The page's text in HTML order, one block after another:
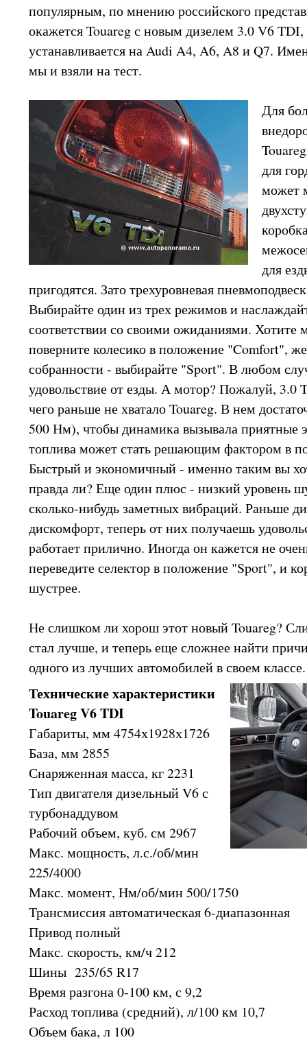
популярным, по мнению российского
окажется Touareg с новым дизелем 3.0 V6
устанавливается на Audi A4, A6, A8 и Q7.
мы и взяли на тест.
Для
для
может
для
пригодятся. Зато трехуровневая
Выбирайте один из трех режимов и
соответствии со своими ожиданиями. Хотите
поверните колесико в положение "Comfort",
собранности - выбирайте "Sport". В любом
удовольствие от езды. А мотор? Пожалуй, 3.0
чего раньше не хватало Touareg. В нем
500 Нм), чтобы динамика вызывала приятные
топлива может стать решающим фактором в
Быстрый и экономичный - именно таким вы
правда ли? Еще один плюс - низкий уровень
сколько-нибудь заметных вибраций. Раньше
дискомфорт, теперь от них получаешь
работает прилично. Иногда он кажется не
переведите селектор в положение "Sport", и
шустрее.
Не слишком ли хорош этот новый Touareg?
стал лучше, и теперь еще сложнее найти
одного из лучших автомобилей в своем классе.
Технические характеристики
Touareg V6 TDI
Габариты, мм 4754х1928х1726
База, мм 2855
Снаряженная масса, кг 2231
Тип двигателя дизельный V6 с
турбонаддувом
Рабочий объем, куб. см 2967
Макс. мощность, л.с./об/мин
225/4000
Макс. момент, Нм/об/мин 500/1750
Трансмиссия автоматическая 6-диапазонная
Привод полный
Макс. скорость, км/ч 212
Шины 235/65 R17
Время разгона 0-100 км, с 9,2
Расход топлива (средний), л/100 км 10,7
Объем бака, л 100